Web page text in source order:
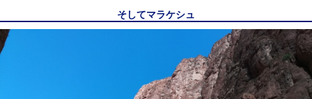
そしてマラケシュ